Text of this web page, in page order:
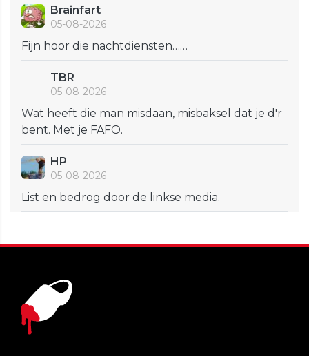
Brainfart
05-08-2026
Fijn hoor die nachtdiensten……
TBR
05-08-2026
Wat heeft die man misdaan, misbaksel dat je d'r
bent. Met je FAFO.
HP
05-08-2026
List en bedrog door de linkse media.